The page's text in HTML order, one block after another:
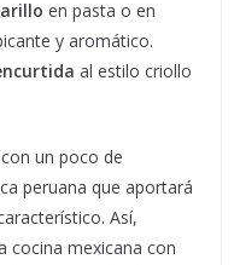
en pasta o en
y aromático.
al estilo criollo
un poco de
peruana que aportará
Así,
cocina mexicana con